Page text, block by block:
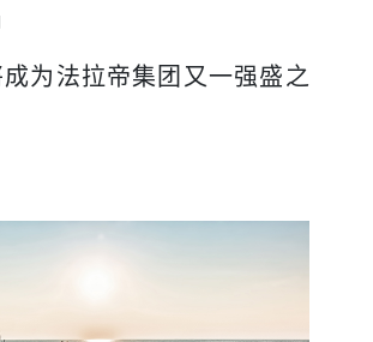
为法拉帝集团又一强盛之